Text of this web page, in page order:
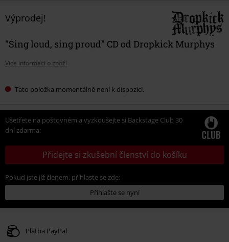
Výprodej!
"Sing loud, sing proud" CD od Dropkick Murphys
Více informací o zboží
Tato položka momentálně není k dispozici.
Ušetřete na poštovném a vyzkoušejte si Backstage Club 30
dní zdarma:
Přidejte si zkušební členství do košíku
Pokud jste již členem, přihlaste se zde:
Přihlašte se nyní
Platba PayPal